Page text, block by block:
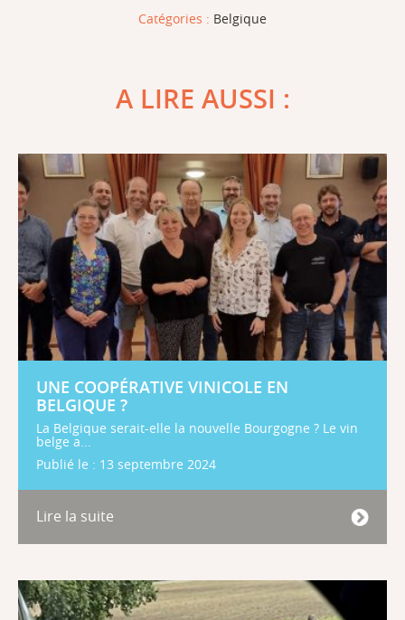
Catégories : Belgique
A LIRE AUSSI :
UNE COOPÉRATIVE VINICOLE EN
BELGIQUE ?
La Belgique serait-elle la nouvelle Bourgogne ? Le vin
belge a...
Publié le : 13 septembre 2024
Lire la suite